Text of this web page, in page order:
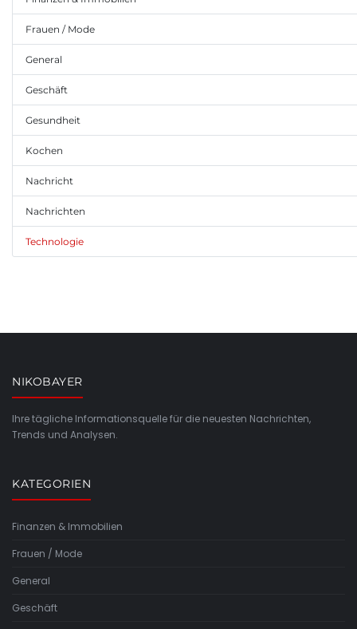
Frauen / Mode
General
Geschäft
Gesundheit
Kochen
Nachricht
Nachrichten
Technologie
NIKOBAYER
Ihre tägliche Informationsquelle für die neuesten Nachrichten,
Trends und Analysen.
KATEGORIEN
Finanzen & Immobilien
Frauen / Mode
General
Geschäft